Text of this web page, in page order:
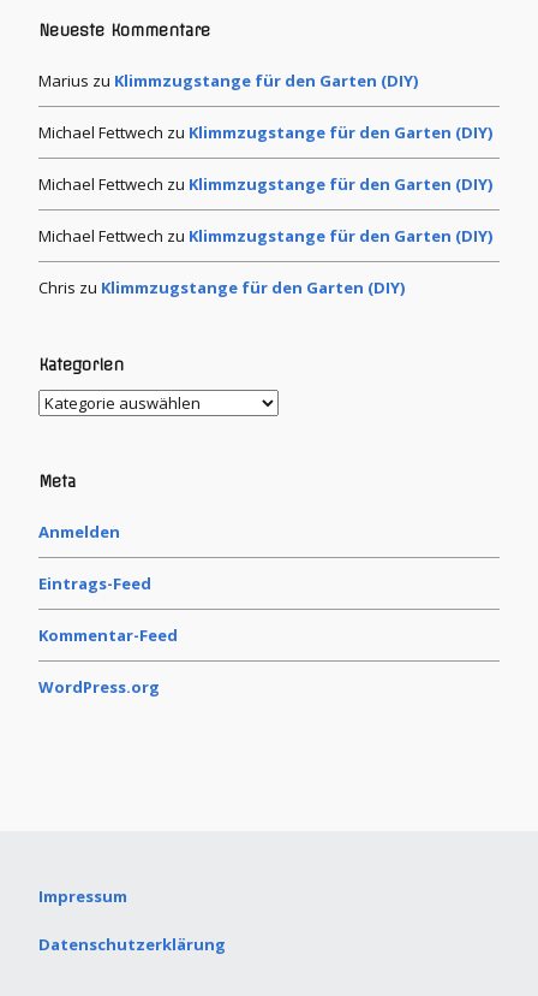
Neueste Kommentare
Marius zu Klimmzugstange für den Garten (DIY)
Michael Fettwech zu Klimmzugstange für den Garten (DIY)
Michael Fettwech zu Klimmzugstange für den Garten (DIY)
Michael Fettwech zu Klimmzugstange für den Garten (DIY)
Chris zu Klimmzugstange für den Garten (DIY)
Kategorien
Meta
Anmelden
Eintrags-Feed
Kommentar-Feed
WordPress.org
Impressum
Datenschutzerklärung